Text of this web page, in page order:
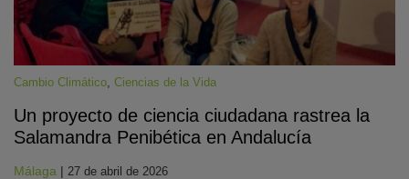
Cambio Climático, Ciencias de la Vida
Un proyecto de ciencia ciudadana rastrea la
Salamandra Penibética en Andalucía
Málaga | 27 de abril de 2026